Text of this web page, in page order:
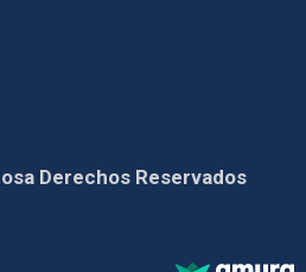
Derechos Reservados